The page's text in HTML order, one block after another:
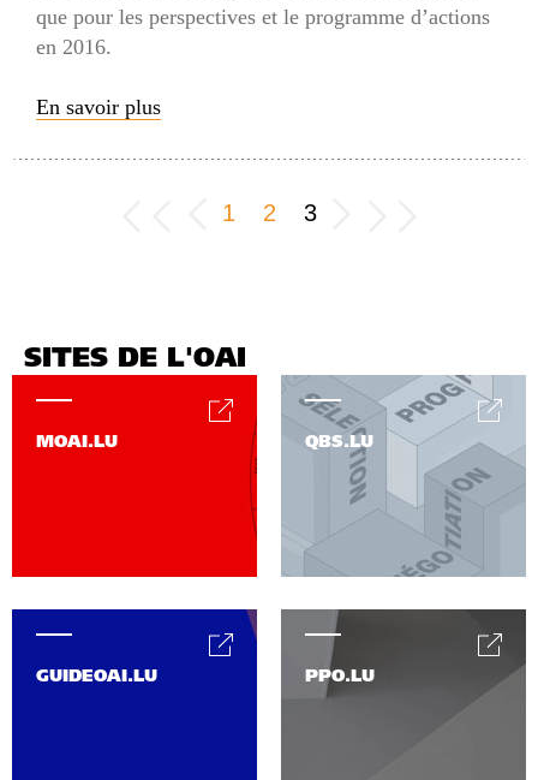
que pour les perspectives et le programme d’actions
en 2016.
En savoir plus
1 2 3
SITES DE L'OAI
MOAI.LU QBS.LU
PPO.LU
GUIDEOAI.LU